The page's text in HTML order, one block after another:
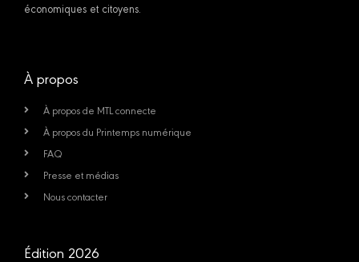
économiques et citoyens.
À propos
À propos de MTL connecte
À propos du Printemps numérique
FAQ
Presse et médias
Nous contacter
Édition 2026